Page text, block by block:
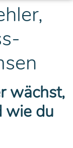
wächst,
wie du